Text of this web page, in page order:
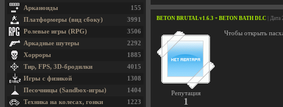
BETON BRUTAL v1.6.3 + BETON BATH DLC |
Репутация
1
Чтобы открыть
155
Арканоиды
3991
Платформеры (вид сбоку)
3506
Ролевые игры (RPG)
2292
Аркадные шутеры
1885
Хорроры
4015
Тир, FPS, 3D-бродилки
1308
Игры с физикой
1404
Песочницы (Sandbox-игры)
1223
Техника на колесах, гонки